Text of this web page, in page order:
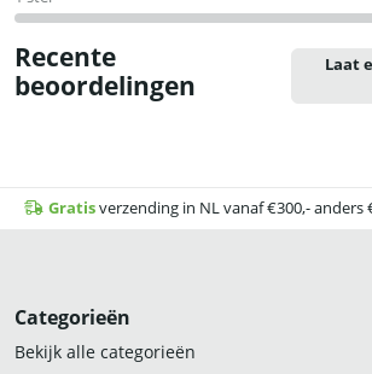
Recente
beoordelingen
Laat
Gratisverzending in NL vanaf €300,- anders
Categorieën
Bekijk alle categorieën